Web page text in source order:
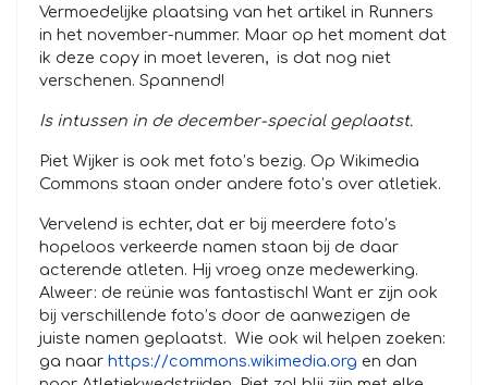
Vermoedelijke plaatsing van het artikel in Runners
in het november-nummer. Maar op het moment dat
ik deze copy in moet leveren, is dat nog niet
verschenen. Spannend!
Is intussen in de december-special geplaatst.
Piet Wijker is ook met foto’s bezig. Op Wikimedia
Commons staan onder andere foto’s over atletiek.
Vervelend is echter, dat er bij meerdere foto’s
hopeloos verkeerde namen staan bij de daar
acterende atleten. Hij vroeg onze medewerking.
Alweer: de reünie was fantastisch! Want er zijn ook
bij verschillende foto’s door de aanwezigen de
juiste namen geplaatst. Wie ook wil helpen zoeken:
ga naar https://commons.wikimedia.org en dan